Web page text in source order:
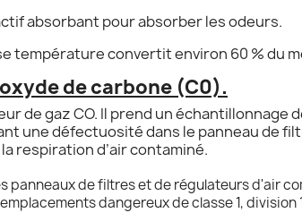
absorbant pour absorber les odeurs.
température convertit environ 60 % du
de carbone (C0).
de gaz CO. Il prend un échantillonnage
une défectuosité dans le panneau de
respiration d’air contaminé.
de filtres et de régulateurs d'air
dangereux de classe 1, division